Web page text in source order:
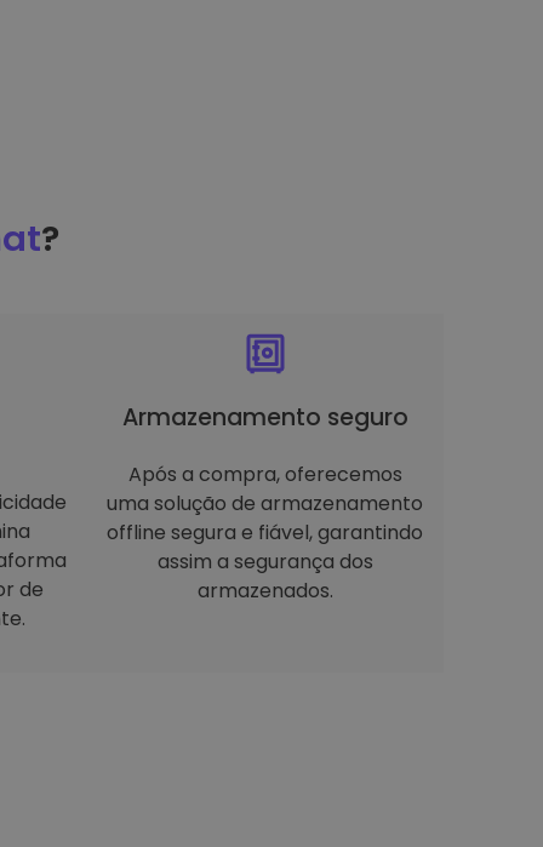
?
de
Armazenamento seguro
Após a compra, oferecemos
uma solução de armazenamento
offline segura e fiável, garantindo
assim a segurança dos
armazenados.